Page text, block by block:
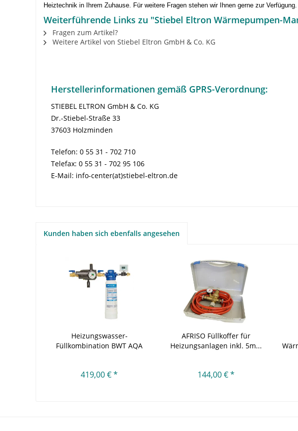
Heiztechnik in Ihrem Zuhause. Für weitere Fragen stehen wir Ihnen gerne zur Verfügung.
Weiterführende Links zu "Stiebel Eltron Wärmepumpen-
Fragen zum Artikel?
Weitere Artikel von Stiebel Eltron GmbH & Co. KG
Herstellerinformationen gemäß GPRS-Verordnung:
STIEBEL ELTRON GmbH & Co. KG
Dr.-Stiebel-Straße 33
37603 Holzminden
Telefon: 0 55 31 - 702 710
Telefax: 0 55 31 - 702 95 106
E-Mail: info-center(at)stiebel-eltron.de
Kunden haben sich ebenfalls angesehen
Heizungswasser-
Füllkombination BWT AQA
419,00 € *
AFRISO Füllkoffer für
Heizungsanlagen inkl. 5m...
144,00 € *